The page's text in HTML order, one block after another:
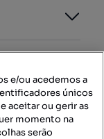
e/ou acedemos a
únicos
aceitar ou gerir as
momento na
serão